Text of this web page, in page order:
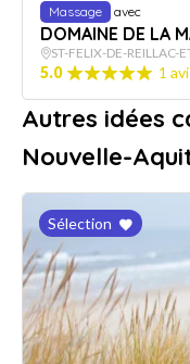
Massage avec
DOMAINE DE LA
ST-FELIX-DE-REILLAC-
5.0 1
Autres idées
Nouvelle-
Sélection